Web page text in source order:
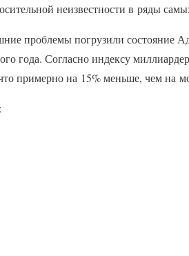
неизвестности в ряды
проблемы погрузили состояние
года. Согласно индексу
примерно на 15% меньше, чем на